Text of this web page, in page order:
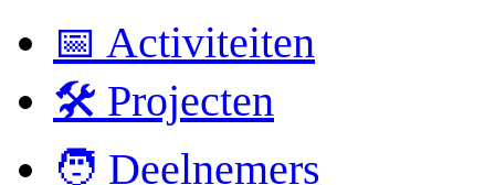
📅 Activiteiten
🛠 Projecten
🧑 Deelnemers